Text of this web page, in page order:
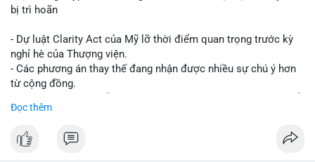
bị trì hoãn
- Dự luật Clarity Act của Mỹ lỡ thời điểm quan trọng trước kỳ
nghỉ hè của Thượng viện.
- Các phương án thay thế đang nhận được nhiều sự chú ý hơn
từ cộng đồng.
về pháp lý.
#binancesquare
Đọc thêm